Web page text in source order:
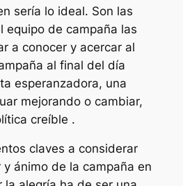
sería lo ideal. Son las
equipo de campaña las
a conocer y acercar al
al final del día
esperanzadora, una
mejorando o cambiar,
creíble .
claves a considerar
ánimo de la campaña en